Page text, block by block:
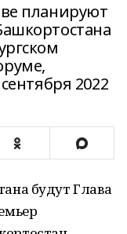
планируют
2022
будут Глава